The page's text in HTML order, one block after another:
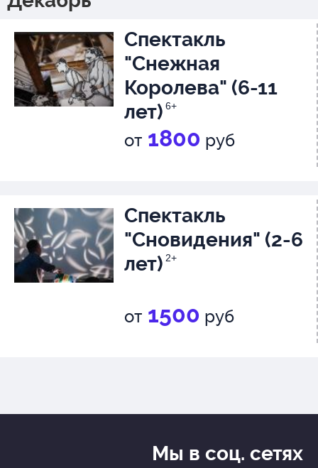
Спектакль
"Снежная
Королева" (6-11
лет) 6+
от 1800 руб
Спектакль
"Сновидения" (2-6
лет) 2+
от 1500 руб
Мы в соц. сетях